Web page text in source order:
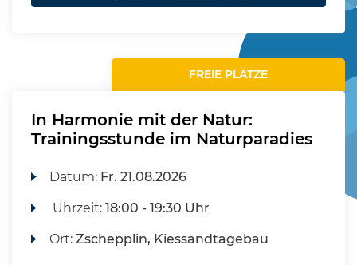
FREIE PLÄTZE
In Harmonie mit der Natur:
Trainingsstunde im Naturparadies
Datum: Fr. 21.08.2026
Uhrzeit:18:00 - 19:30 Uhr
Ort:Zschepplin, Kiessandtagebau